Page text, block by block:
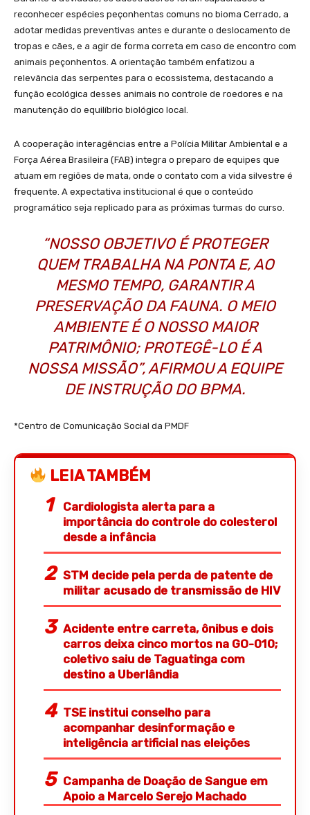
reconhecer espécies peçonhentas comuns no bioma Cerrado, a
adotar medidas preventivas antes e durante o deslocamento de
tropas e cães, e a agir de forma correta em caso de encontro com
animais peçonhentos. A orientação também enfatizou a
relevância das serpentes para o ecossistema, destacando a
função ecológica desses animais no controle de roedores e na
manutenção do equilíbrio biológico local.
A cooperação interagências entre a Polícia Militar Ambiental e a
Força Aérea Brasileira (FAB) integra o preparo de equipes que
atuam em regiões de mata, onde o contato com a vida silvestre é
frequente. A expectativa institucional é que o conteúdo
programático seja replicado para as próximas turmas do curso.
“NOSSO OBJETIVO É PROTEGER
QUEM TRABALHA NA PONTA E, AO
MESMO TEMPO, GARANTIR A
PRESERVAÇÃO DA FAUNA. O MEIO
AMBIENTE É O NOSSO MAIOR
PATRIMÔNIO; PROTEGÊ-LO É A
NOSSA MISSÃO”, AFIRMOU A EQUIPE
DE INSTRUÇÃO DO BPMA.
*Centro de Comunicação Social da PMDF
LEIA TAMBÉM
Cardiologista alerta para a
importância do controle do colesterol
desde a infância
STM decide pela perda de patente de
militar acusado de transmissão de HIV
Acidente entre carreta, ônibus e dois
carros deixa cinco mortos na GO-010;
coletivo saiu de Taguatinga com
destino a Uberlândia
TSE institui conselho para
acompanhar desinformação e
inteligência artificial nas eleições
Campanha de Doação de Sangue em
Apoio a Marcelo Serejo Machado